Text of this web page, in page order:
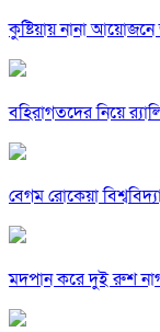
কুষ্টিয়ায় নানা
বহিরাগতদের নিয়ে
বেগম রোকেয়া
মদপান করে দুই রুশ